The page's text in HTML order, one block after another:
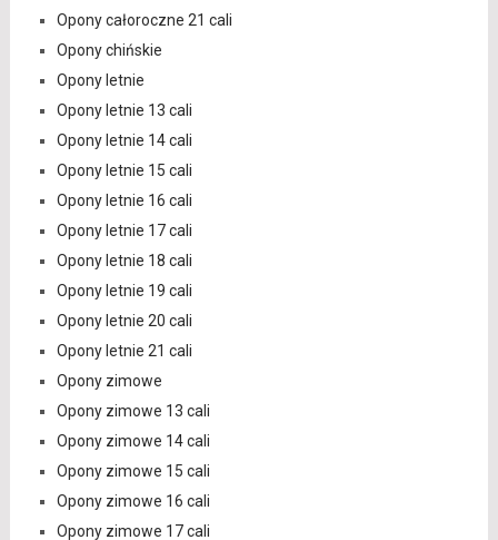
Opony całoroczne 21 cali
Opony chińskie
Opony letnie
Opony letnie 13 cali
Opony letnie 14 cali
Opony letnie 15 cali
Opony letnie 16 cali
Opony letnie 17 cali
Opony letnie 18 cali
Opony letnie 19 cali
Opony letnie 20 cali
Opony letnie 21 cali
Opony zimowe
Opony zimowe 13 cali
Opony zimowe 14 cali
Opony zimowe 15 cali
Opony zimowe 16 cali
Opony zimowe 17 cali